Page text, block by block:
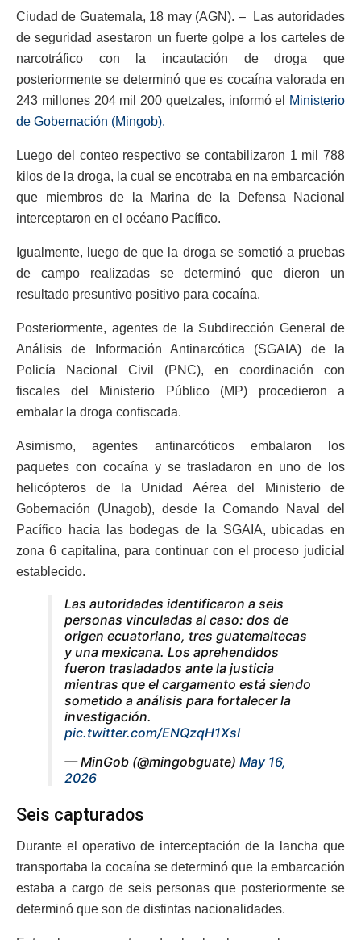
Ciudad de Guatemala, 18 may (AGN). – Las autoridades
de seguridad asestaron un fuerte golpe a los carteles de
narcotráfico con la incautación de droga que
posteriormente se determinó que es cocaína valorada en
243 millones 204 mil 200 quetzales, informó el
Ministerio
de Gobernación (Mingob).
Luego del conteo respectivo se contabilizaron 1 mil 788
kilos de la droga, la cual se encotraba en na embarcación
que miembros de la Marina de la Defensa Nacional
interceptaron en el océano Pacífico.
Igualmente, luego de que la droga se sometió a pruebas
de campo realizadas se determinó que dieron un
resultado presuntivo positivo para cocaína.
Posteriormente, agentes de la Subdirección General de
Análisis de Información Antinarcótica (SGAIA) de la
Policía Nacional Civil (PNC), en coordinación con
fiscales del Ministerio Público (MP) procedieron a
embalar la droga confiscada.
Asimismo, agentes antinarcóticos embalaron los
paquetes con cocaína y se trasladaron en uno de los
helicópteros de la Unidad Aérea del Ministerio de
Gobernación (Unagob), desde la Comando Naval del
Pacífico hacia las bodegas de la SGAIA, ubicadas en
zona 6 capitalina, para continuar con el proceso judicial
establecido.
Las autoridades identificaron a seis
personas vinculadas al caso: dos de
origen ecuatoriano, tres guatemaltecas
y una mexicana. Los aprehendidos
fueron trasladados ante la justicia
mientras que el cargamento está siendo
sometido a análisis para fortalecer la
investigación.
pic.twitter.com/ENQzqH1XsI
— MinGob (@mingobguate) May 16,
2026
Seis capturados
Durante el operativo de interceptación de la lancha que
transportaba la cocaína se determinó que la embarcación
estaba a cargo de seis personas que posteriormente se
determinó que son de distintas nacionalidades.